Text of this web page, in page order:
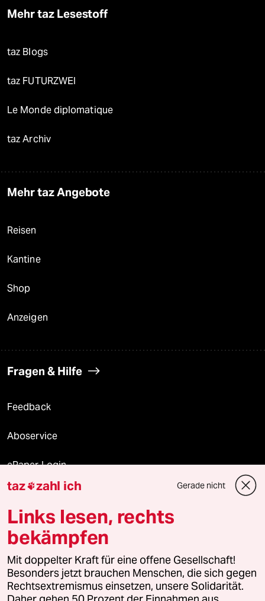
Mehr taz Lesestoff
taz Blogs
taz FUTURZWEI
Le Monde diplomatique
taz Archiv
Mehr taz Angebote
Reisen
Kantine
Shop
Anzeigen
Fragen & Hilfe
Feedback
Aboservice
ePaper Login
Downloads für Abonnierende
© 2026 taz Verlags und Vertriebs GmbH
Alle Rechte vorbehalten. Bei rechtlichen Fragen oder für Genehmigungen
wenden Sie sich bitte an
lizenzen@taz.de
taz zahl ich Gerade nicht
Links lesen, rechts
bekämpfen
Mit doppelter Kraft für eine offene Gesellschaft!
Besonders jetzt brauchen Menschen, die sich gegen
Rechtsextremismus einsetzen, unsere Solidarität.